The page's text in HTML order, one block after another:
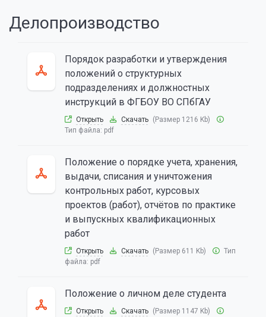
Делопроизводство
Порядок разработки и утверждения
положений о структурных
подразделениях и должностных
инструкций в ФГБОУ ВО СПбГАУ
Открыть Скачать (Размер 1216 Kb)
Тип файла: pdf
Положение о порядке учета, хранения,
выдачи, списания и уничтожения
контрольных работ, курсовых
проектов (работ), отчётов по практике
и выпускных квалификационных
работ
Открыть Скачать (Размер 611 Kb)
Тип
файла: pdf
Положение о личном деле студента
Открыть Скачать (Размер 1147 Kb)